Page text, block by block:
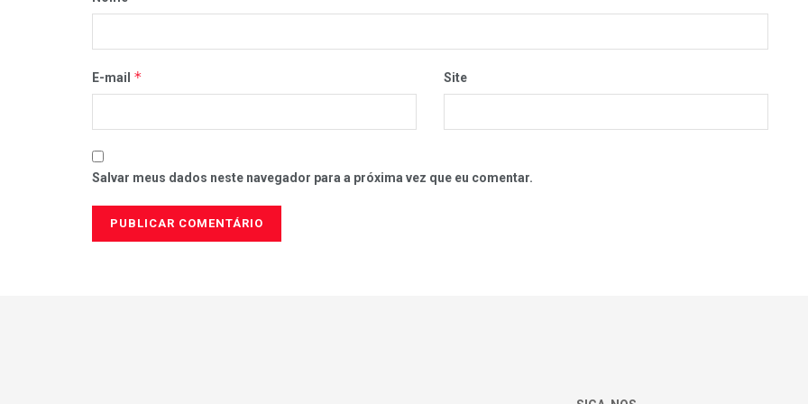
E-mail * Site
Salvar meus dados neste navegador para a próxima vez que eu comentar.